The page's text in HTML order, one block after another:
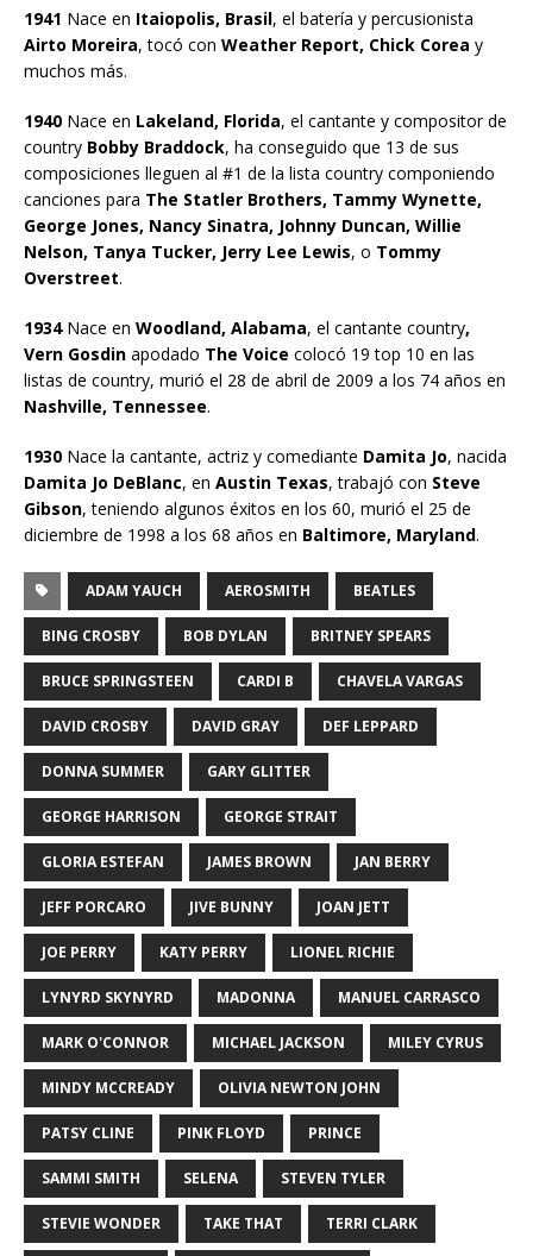
1941 Nace en Itaiopolis, Brasil, el batería y percusionista
Airto Moreira, tocó con Weather Report, Chick Corea y
muchos más.
1940 Nace en Lakeland, Florida, el cantante y compositor de
country Bobby Braddock, ha conseguido que 13 de sus
composiciones lleguen al #1 de la lista country componiendo
canciones para The Statler Brothers, Tammy Wynette,
George Jones, Nancy Sinatra, Johnny Duncan, Willie
Nelson, Tanya Tucker, Jerry Lee Lewis, o Tommy
Overstreet.
1934Nace en Woodland, Alabama, el cantante country,
Vern Gosdin apodado The Voice colocó 19 top 10 en las
listas de country, murió el 28 de abril de 2009 a los 74 años en
Nashville, Tennessee.
1930 Nace la cantante, actriz y comediante Damita Jo, nacida
Damita Jo DeBlanc, en Austin Texas, trabajó con Steve
Gibson, teniendo algunos éxitos en los 60, murió el 25 de
diciembre de 1998 a los 68 años en Baltimore, Maryland.
ADAM YAUCH AEROSMITH BEATLES
BING CROSBY BOB DYLAN BRITNEY SPEARS
BRUCE SPRINGSTEEN CARDI B CHAVELA VARGAS
DAVID CROSBY DAVID GRAY DEF LEPPARD
DONNA SUMMER GARY GLITTER
GEORGE HARRISON GEORGE STRAIT
GLORIA ESTEFAN JAMES BROWN JAN BERRY
JEFF PORCARO JIVE BUNNY JOAN JETT
JOE PERRY KATY PERRY LIONEL RICHIE
LYNYRD SKYNYRD MADONNA MANUEL CARRASCO
MARK O'CONNOR MICHAEL JACKSON MILEY CYRUS
MINDY MCCREADY OLIVIA NEWTON JOHN
PATSY CLINE PINK FLOYD PRINCE
SAMMI SMITH SELENA STEVEN TYLER
STEVIE WONDER TAKE THAT TERRI CLARK